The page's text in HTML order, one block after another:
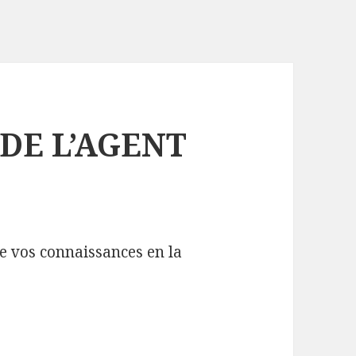
L’AGENT
connaissances en la